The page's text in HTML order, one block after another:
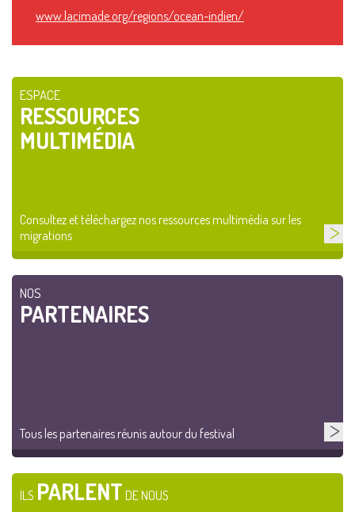
www.lacimade.org/regions/ocean-indien/
ESPACE
RESSOURCES
MULTIMÉDIA
Consultez et téléchargez nos ressources multimédia sur les
migrations
NOS
PARTENAIRES
Tous les partenaires réunis autour du festival
ILS PARLENT DE NOUS